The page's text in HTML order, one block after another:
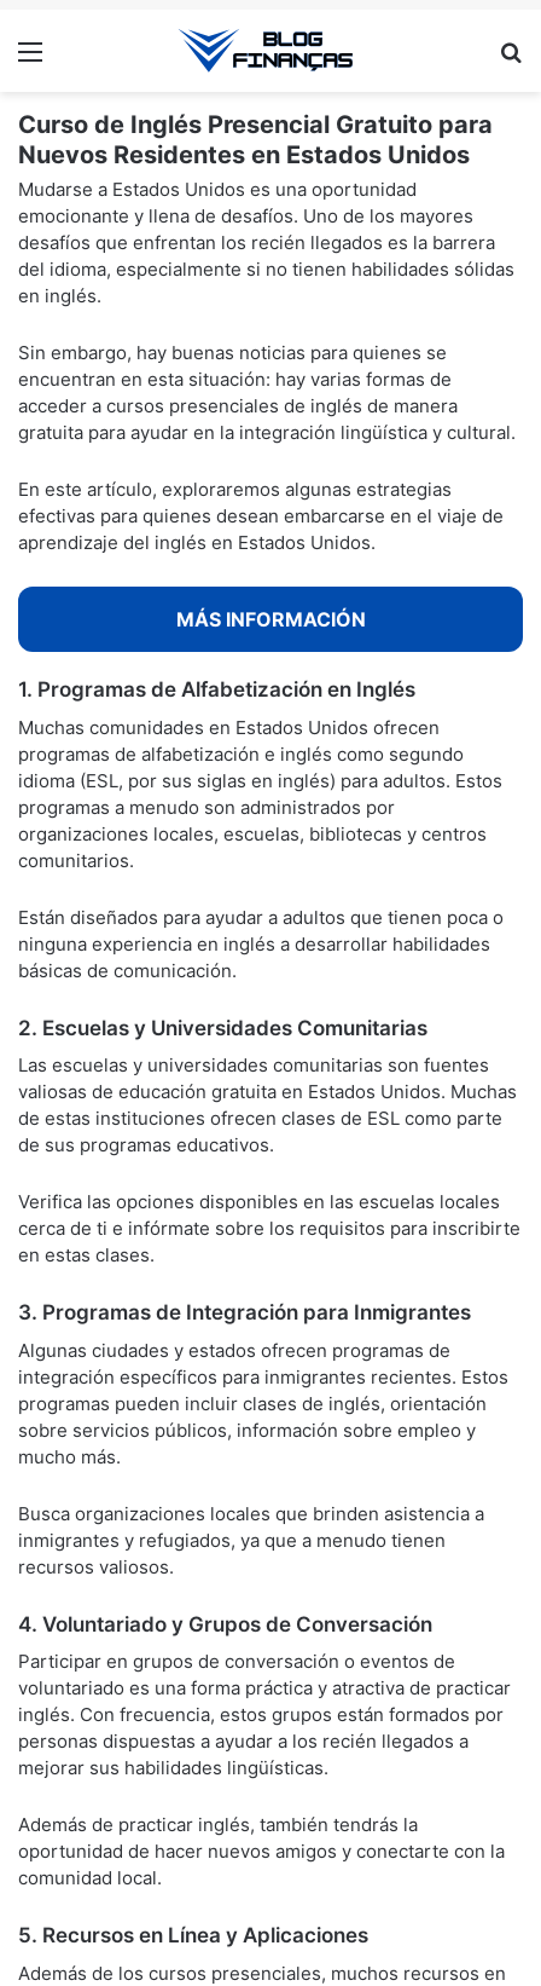
Menu
Curso de Inglés Presencial Gratuito para
Nuevos Residentes en Estados Unidos
Mudarse a Estados Unidos es una oportunidad
emocionante y llena de desafíos. Uno de los mayores
desafíos que enfrentan los recién llegados es la barrera
del idioma, especialmente si no tienen habilidades sólidas
en inglés.
Sin embargo, hay buenas noticias para quienes se
encuentran en esta situación: hay varias formas de
acceder a cursos presenciales de inglés de manera
gratuita para ayudar en la integración lingüística y cultural.
En este artículo, exploraremos algunas estrategias
efectivas para quienes desean embarcarse en el viaje de
aprendizaje del inglés en Estados Unidos.
MÁS INFORMACIÓN
1. Programas de Alfabetización en Inglés
Muchas comunidades en Estados Unidos ofrecen
programas de alfabetización e inglés como segundo
idioma (ESL, por sus siglas en inglés) para adultos. Estos
programas a menudo son administrados por
organizaciones locales, escuelas, bibliotecas y centros
comunitarios.
Están diseñados para ayudar a adultos que tienen poca o
ninguna experiencia en inglés a desarrollar habilidades
básicas de comunicación.
2. Escuelas y Universidades Comunitarias
Las escuelas y universidades comunitarias son fuentes
valiosas de educación gratuita en Estados Unidos. Muchas
de estas instituciones ofrecen clases de ESL como parte
de sus programas educativos.
Verifica las opciones disponibles en las escuelas locales
cerca de ti e infórmate sobre los requisitos para inscribirte
en estas clases.
3. Programas de Integración para Inmigrantes
Algunas ciudades y estados ofrecen programas de
integración específicos para inmigrantes recientes. Estos
programas pueden incluir clases de inglés, orientación
sobre servicios públicos, información sobre empleo y
mucho más.
Busca organizaciones locales que brinden asistencia a
inmigrantes y refugiados, ya que a menudo tienen
recursos valiosos.
4. Voluntariado y Grupos de Conversación
Participar en grupos de conversación o eventos de
voluntariado es una forma práctica y atractiva de practicar
inglés. Con frecuencia, estos grupos están formados por
personas dispuestas a ayudar a los recién llegados a
mejorar sus habilidades lingüísticas.
Además de practicar inglés, también tendrás la
oportunidad de hacer nuevos amigos y conectarte con la
comunidad local.
5. Recursos en Línea y Aplicaciones
Además de los cursos presenciales, muchos recursos en